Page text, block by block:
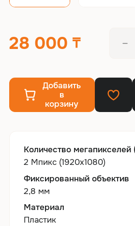
28 000
Добавить
в
корзину
Количество
2 Мпикс (1920x1080)
Фиксированный объектив
2,8 мм
Материал
Пластик